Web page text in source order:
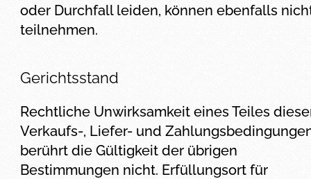
oder Durchfall leiden, können ebenfalls
teilnehmen.
Gerichtsstand
Rechtliche Unwirksamkeit eines Teiles
Verkaufs-, Liefer- und
berührt die Gültigkeit der übrigen
Bestimmungen nicht. Erfüllungsort für